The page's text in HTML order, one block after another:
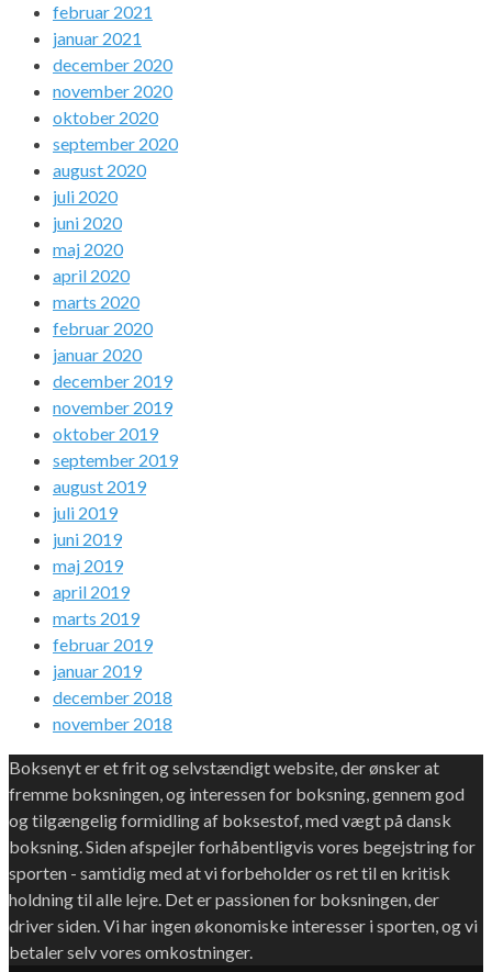
februar 2021
januar 2021
december 2020
november 2020
oktober 2020
september 2020
august 2020
juli 2020
juni 2020
maj 2020
april 2020
marts 2020
februar 2020
januar 2020
december 2019
november 2019
oktober 2019
september 2019
august 2019
juli 2019
juni 2019
maj 2019
april 2019
marts 2019
februar 2019
januar 2019
december 2018
november 2018
Boksenyt er et frit og selvstændigt website, der ønsker at
fremme boksningen, og interessen for boksning, gennem god
og tilgængelig formidling af boksestof, med vægt på dansk
boksning. Siden afspejler forhåbentligvis vores begejstring for
sporten - samtidig med at vi forbeholder os ret til en kritisk
holdning til alle lejre. Det er passionen for boksningen, der
driver siden. Vi har ingen økonomiske interesser i sporten, og vi
betaler selv vores omkostninger.